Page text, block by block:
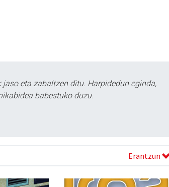
eta zabaltzen ditu. Harpidedun eginda,
babestuko duzu.
Erantzun